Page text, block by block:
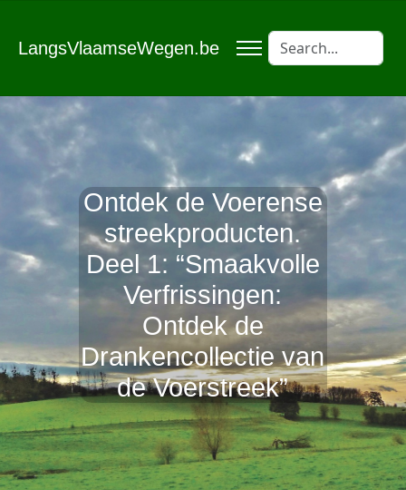
LangsVlaamseWegen.be
Ontdek de Voerense
streekproducten.
Deel 1: “Smaakvolle
Verfrissingen:
Ontdek de
Drankencollectie van
de Voerstreek”